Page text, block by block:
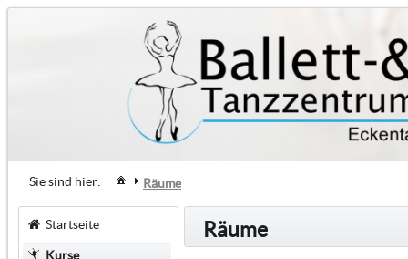
Sie sind hier: Räume
Startseite
Kurse
Räume